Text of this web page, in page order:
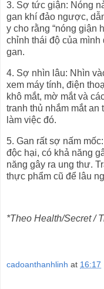
3. Sợ tức giận: Nóng
gan khí đảo ngược,
y cho rằng “nóng giận
chỉnh thái độ của mình
gan.
4. Sợ nhìn lâu: Nhìn
xem máy tính, điện
khô mắt, mờ mắt và
tranh thủ nhắm mắt an
làm việc đó.
5. Gan rất sợ nấm
độc hại, có khả năng
năng gây ra ung thư.
thực phẩm cũ để lâu
*Theo Health/Secret /
cadoanthanhlinh at 16:17